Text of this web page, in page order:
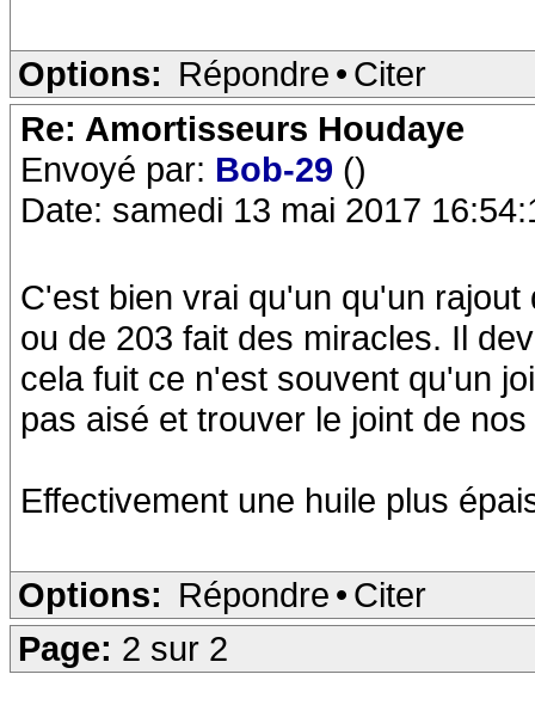
Options: Répondre • Citer
Re: Amortisseurs Houdaye
Envoyé par: Bob-29 ()
Date: samedi 13 mai 2017
C'est bien vrai qu'un qu'un
ou de 203 fait des miracles. Il
cela fuit ce n'est souvent qu'un
pas aisé et trouver le joint de
Effectivement une huile plus
Options: Répondre • Citer
Page: 2 sur 2